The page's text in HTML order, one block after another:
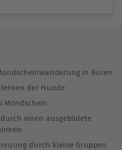
Erlebnisse einlösbar.
in Büren
der Hunde
Mondschein
einen ausgebildete
durch kleine Gruppen